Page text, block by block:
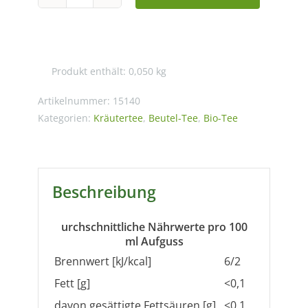
(Pfefferminze)
Menge
Produkt enthält: 0,050 kg
Artikelnummer: 15140
Kategorien: Kräutertee, Beutel-Tee, Bio-Tee
Beschreibung
urchschnittliche Nährwerte pro 100
ml Aufguss
Brennwert [kJ/kcal]
6/2
Fett [g]
<0,1